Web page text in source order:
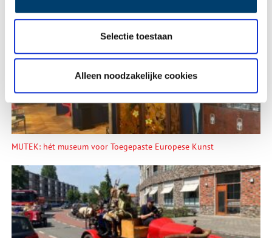
Selectie toestaan
Alleen noodzakelijke cookies
Heiligen van de Lage Landen I: van Cunera tot Lambertus
MUTEK: hét museum voor Toegepaste Europese Kunst